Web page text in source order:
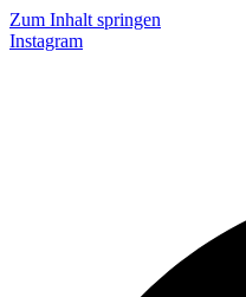
Zum Inhalt springen
Instagram